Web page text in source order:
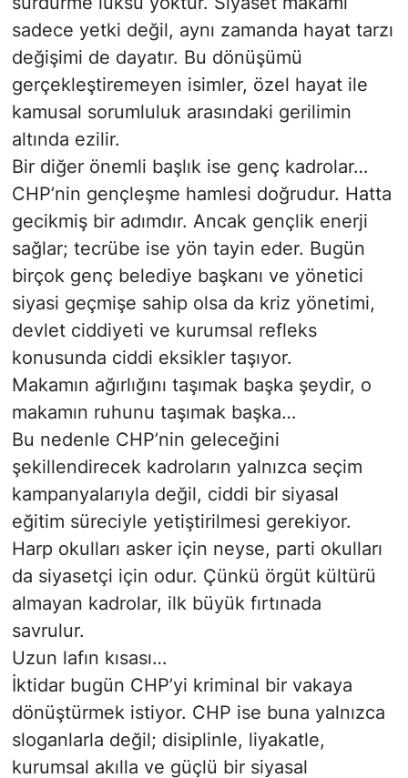
sadece yetki değil, aynı zamanda hayat tarzı
değişimi de dayatır. Bu dönüşümü
gerçekleştiremeyen isimler, özel hayat ile
kamusal sorumluluk arasındaki gerilimin
altında ezilir.
Bir diğer önemli başlık ise genç kadrolar…
CHP’nin gençleşme hamlesi doğrudur. Hatta
gecikmiş bir adımdır. Ancak gençlik enerji
sağlar; tecrübe ise yön tayin eder. Bugün
birçok genç belediye başkanı ve yönetici
siyasi geçmişe sahip olsa da kriz yönetimi,
devlet ciddiyeti ve kurumsal refleks
konusunda ciddi eksikler taşıyor.
Makamın ağırlığını taşımak başka şeydir, o
makamın ruhunu taşımak başka…
Bu nedenle CHP’nin geleceğini
şekillendirecek kadroların yalnızca seçim
kampanyalarıyla değil, ciddi bir siyasal
eğitim süreciyle yetiştirilmesi gerekiyor.
Harp okulları asker için neyse, parti okulları
da siyasetçi için odur. Çünkü örgüt kültürü
almayan kadrolar, ilk büyük fırtınada
savrulur.
Uzun lafın kısası…
İktidar bugün CHP’yi kriminal bir vakaya
dönüştürmek istiyor. CHP ise buna yalnızca
sloganlarla değil; disiplinle, liyakatle,
kurumsal akılla ve güçlü bir siyasal